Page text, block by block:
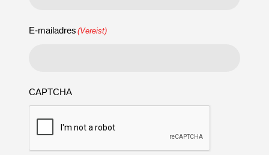
E-mailadres (Vereist)
CAPTCHA